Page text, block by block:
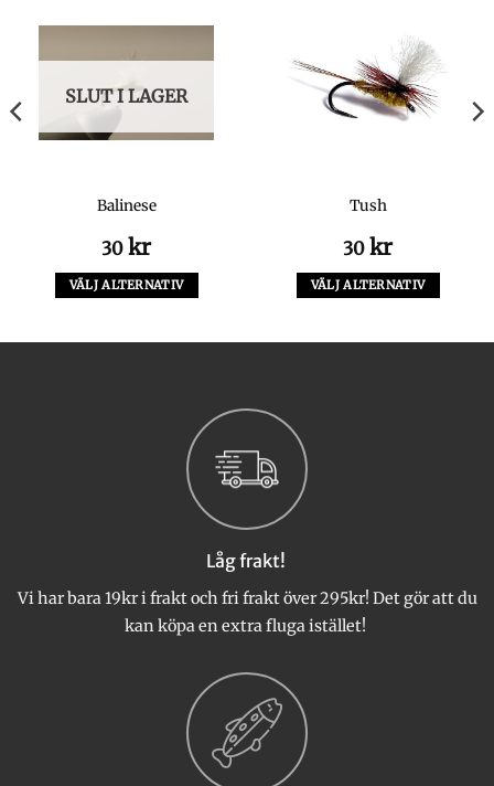
SLUT I LAGER
Balinese
30 kr
VÄLJ ALTERNATIV
alternativen
produktsidan
Tush
30 kr
VÄLJ ALTERNATIV
produktsidan
Låg frakt!
Vi har bara 19kr i frakt och fri frakt över 295kr! Det gör att du
kan köpa en extra fluga istället!